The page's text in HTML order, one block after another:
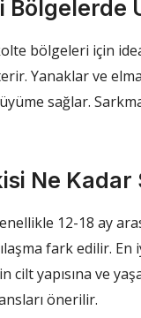
bölgeleri için
Yanaklar ve
sağlar.
Ne Kadar
12-18 ay
fark edilir.
cilt yapısına ve
önerilir.